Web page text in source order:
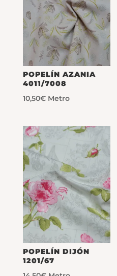
POPELÍN AZANIA
4011/7008
10,50€ Metro
POPELÍN DIJÓN
1201/67